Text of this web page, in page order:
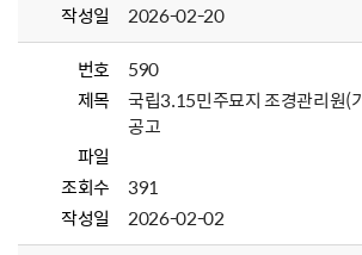
작성일
2026-02-20
번호
590
제목
국립3.15민주묘지 조경관리원(
공고
파일
조회수
391
작성일
2026-02-02